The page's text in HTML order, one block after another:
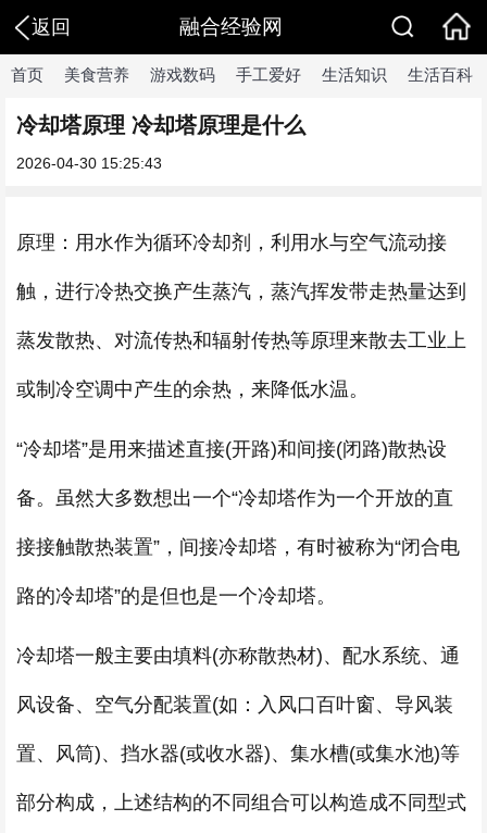
返回 融合经验网
首页 美食营养 游戏数码 手工爱好 生活知识 生活百科
冷却塔原理 冷却塔原理是什么
2026-04-30 15:25:43
原理：用水作为循环冷却剂，利用水与空气流动接
触，进行冷热交换产生蒸汽，蒸汽挥发带走热量达到
蒸发散热、对流传热和辐射传热等原理来散去工业上
或制冷空调中产生的余热，来降低水温。
“冷却塔”是用来描述直接(开路)和间接(闭路)散热设
备。虽然大多数想出一个“冷却塔作为一个开放的直
接接触散热装置”，间接冷却塔，有时被称为“闭合电
路的冷却塔”的是但也是一个冷却塔。
冷却塔一般主要由填料(亦称散热材)、配水系统、通
风设备、空气分配装置(如：入风口百叶窗、导风装
置、风筒)、挡水器(或收水器)、集水槽(或集水池)等
部分构成，上述结构的不同组合可以构造成不同型式